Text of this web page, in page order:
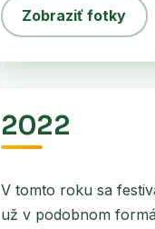
Zobraziť fotky
2022
V tomto roku sa
už v podobnom